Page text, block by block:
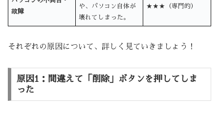
故障
や、パソコン自体が
壊れてしまった。
★★★（専門的）
それぞれの原因について、詳しく見ていきましょう！
原因1：間違えて「削除」ボタンを押してしま
った